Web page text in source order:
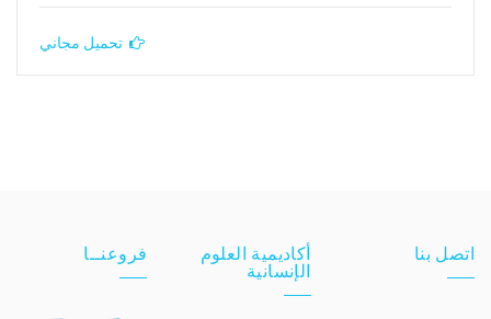
تحميل مجاني
اتصل بنا
أكاديمية العلوم
الإنسانية
فروعنــا